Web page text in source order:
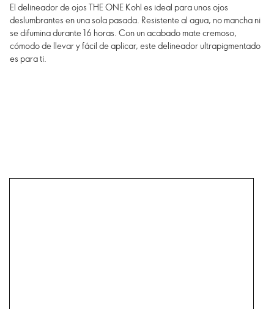
El delineador de ojos THE ONE Kohl es ideal para unos ojos
deslumbrantes en una sola pasada. Resistente al agua, no mancha ni
se difumina durante 16 horas. Con un acabado mate cremoso,
cómodo de llevar y fácil de aplicar, este delineador ultrapigmentado
es para ti.